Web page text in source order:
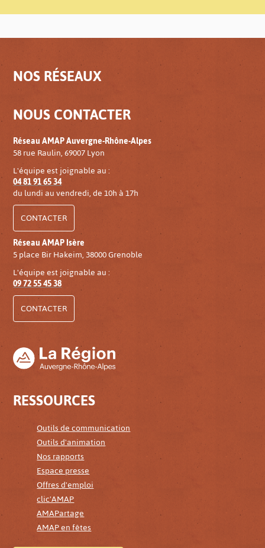
NOS RÉSEAUX
NOUS CONTACTER
Réseau AMAP Auvergne-Rhône-Alpes
58 rue Raulin, 69007 Lyon
L'équipe est joignable au :
04 81 91 65 34
du lundi au vendredi, de 10h à 17h
CONTACTER
Réseau AMAP Isère
5 place Bir Hakeim, 38000 Grenoble
L'équipe est joignable au :
09 72 55 45 38
CONTACTER
RESSOURCES
Outils de communication
Outils d'animation
Nos rapports
Espace presse
Offres d'emploi
clic'AMAP
AMAPartage
AMAP en fêtes